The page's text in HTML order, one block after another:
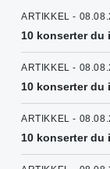
ARTIKKEL -
10 konserter du
ARTIKKEL -
10 konserter du
ARTIKKEL -
10 konserter du